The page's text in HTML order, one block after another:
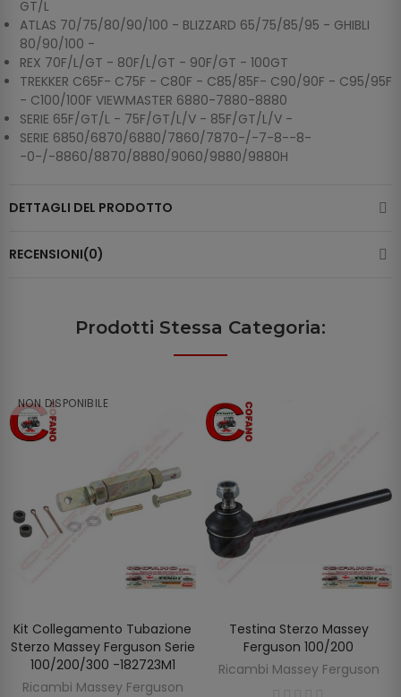
GT/L
ATLAS 70/75/80/90/100 - BLIZZARD 65/75/85/95 - GHIBLI
80/90/100 -
REX 70F/L/GT - 80F/L/GT - 90F/GT - 100GT
TREKKER C65F- C75F - C80F - C85/85F- C90/90F - C95/95F
- C100/100F VIEWMASTER 6880-7880-8880
SERIE 65F/GT/L - 75F/GT/L/V - 85F/GT/L/V -
SERIE 6850/6870/6880/7860/7870-/-7-8--8-
-0-/-8860/8870/8880/9060/9880/9880H
DETTAGLI DEL PRODOTTO
RECENSIONI(0)
Prodotti Stessa Categoria:
NON DISPONIBILE
SCOPRIRE
Kit Collegamento Tubazione
Sterzo Massey Ferguson Serie
100/200/300 -182723M1
Ricambi Massey Ferguson
AGGIUNGI AL CARRELLO
Testina Sterzo Massey
Ferguson 100/200
Ricambi Massey Ferguson